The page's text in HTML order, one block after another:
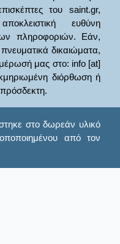
του saint.gr,
ευθύνη
πληροφοριών. Εάν,
δικαιώματα,
μας στο: info [at]
διόρθωση ή
στο δωρεάν υλικό
από τον